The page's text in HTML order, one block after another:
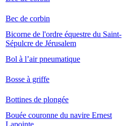
Bec de corbin
Bicorne de l'ordre équestre du Saint-
Sépulcre de Jérusalem
Bol à l’air pneumatique
Bosse à griffe
Bottines de plongée
Bouée couronne du navire Ernest
Lapointe